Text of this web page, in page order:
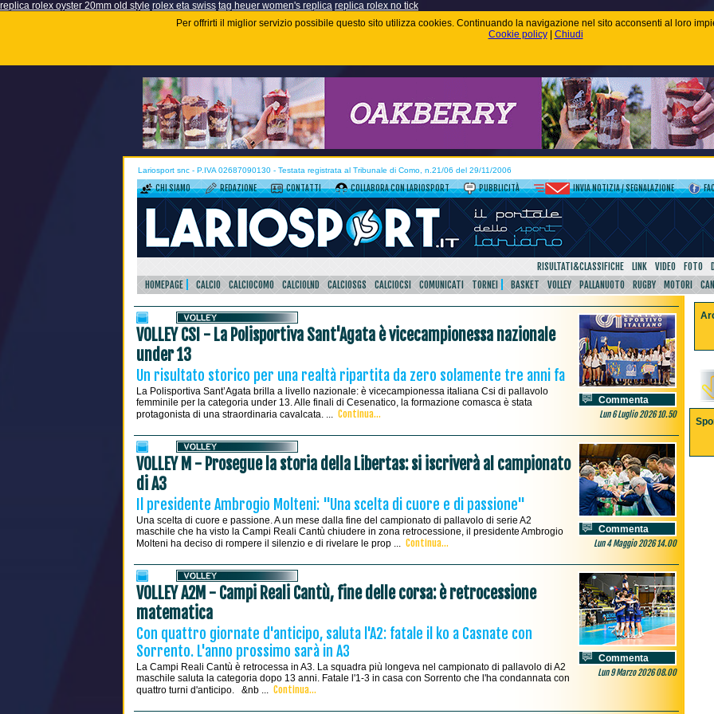
replica rolex oyster 20mm old style rolex eta swiss tag heuer women's replica replica rolex no tick
Per offrirti il miglior servizio possibile questo sito utilizza cookies. Continuando la navigazione nel sito acconsenti al loro
Cookie policy| Chiudi
Lariosport snc - P.IVA 02687090130 - Testata registrata al Tribunale di Como, n.21/06 del 29/11/2006
CHI SIAMO REDAZIONE CONTATTI COLLABORA CON LARIOSPORT PUBBLICITÀ INVIA NOTIZIA / SEGNALAZIONE
RISULTATI&CLASSIFICHE LINK VIDEO FOTO
HOMEPAGE
CALCIO CALCIOCOMO CALCIOLND CALCIOSGS CALCIOCSI COMUNICATI TORNEI BASKET VOLLEY PALLANUOTO RUGBY MOTORI
VOLLEY CSI - La Polisportiva Sant'Agata è vicecampionessa nazionale
under 13
Un risultato storico per una realtà ripartita da zero solamente tre anni fa
La Polisportiva Sant’Agata brilla a livello nazionale: è vicecampionessa italiana Csi di pallavolo
femminile per la categoria under 13. Alle finali di Cesenatico, la formazione comasca è stata
protagonista di una straordinaria cavalcata. ... Continua...
Commenta
Lun 6 Luglio 2026 10.50
VOLLEY M - Prosegue la storia della Libertas: si iscriverà al campionato
di A3
Il presidente Ambrogio Molteni: "Una scelta di cuore e di passione"
Una scelta di cuore e passione. A un mese dalla fine del campionato di pallavolo di serie A2
maschile che ha visto la Campi Reali Cantù chiudere in zona retrocessione, il presidente Ambrogio
Molteni ha deciso di rompere il silenzio e di rivelare le prop ... Continua...
Commenta
Lun 4 Maggio 2026 14.00
VOLLEY A2M - Campi Reali Cantù, fine delle corsa: è retrocessione
matematica
Con quattro giornate d'anticipo, saluta l'A2: fatale il ko a Casnate con
Sorrento. L'anno prossimo sarà in A3
La Campi Reali Cantù è retrocessa in A3. La squadra più longeva nel campionato di pallavolo di A2
maschile saluta la categoria dopo 13 anni. Fatale l'1-3 in casa con Sorrento che l'ha condannata con
quattro turni d'anticipo. &nb ... Continua...
Commenta
Lun 9 Marzo 2026 08.00